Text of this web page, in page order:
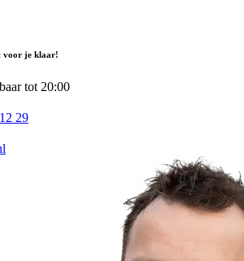
voor je klaar!
tot 20:00
29